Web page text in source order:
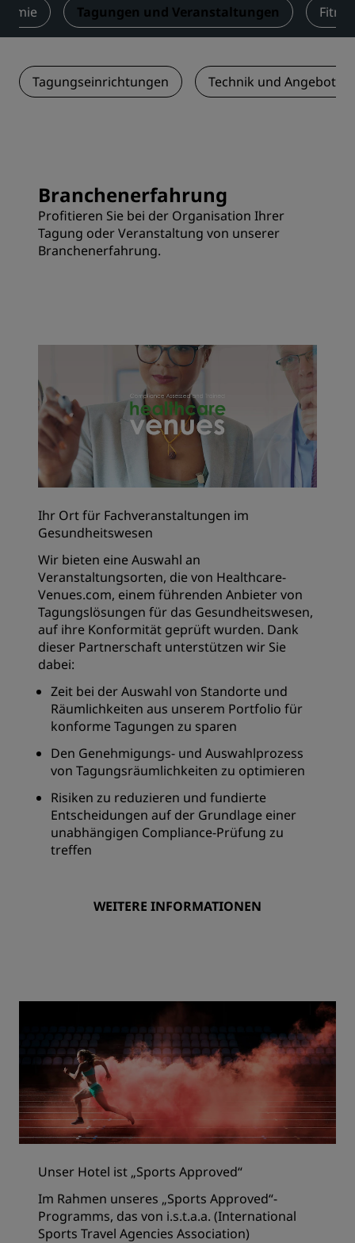
Tagungen und Veranstaltungen
Tagungseinrichtungen Technik und
Branchenerfahrung
Profitieren Sie bei der Organisation Ihrer
Tagung oder Veranstaltung von unserer
Branchenerfahrung.
Ihr Ort für Fachveranstaltungen im
Gesundheitswesen
Wir bieten eine Auswahl an
Veranstaltungsorten, die von Healthcare-
Venues.com, einem führenden Anbieter von
Tagungslösungen für das Gesundheitswesen,
auf ihre Konformität geprüft wurden. Dank
dieser Partnerschaft unterstützen wir Sie
dabei:
Zeit bei der Auswahl von Standorte und
Räumlichkeiten aus unserem Portfolio für
konforme Tagungen zu sparen
Den Genehmigungs- und Auswahlprozess
von Tagungsräumlichkeiten zu optimieren
Risiken zu reduzieren und fundierte
Entscheidungen auf der Grundlage einer
unabhängigen Compliance-Prüfung zu
treffen
WEITERE INFORMATIONEN
Unser Hotel ist „Sports Approved“
Im Rahmen unseres „Sports Approved“-
Programms, das von i.s.t.a.a. (International
Sports Travel Agencies Association)